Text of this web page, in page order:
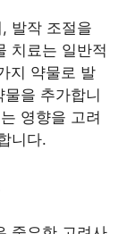
발작 조절을
치료는 일반적
지 약물로 발
을 추가합니
영향을 고려
니다.